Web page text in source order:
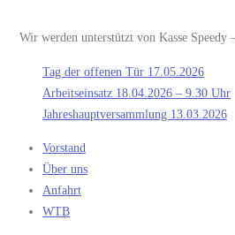
Wir werden unterstützt von Kasse Speedy
Tag der offenen Tür 17.05.2026
Arbeitseinsatz 18.04.2026 – 9.30 Uhr
Jahreshauptversammlung 13.03.2026
Vorstand
Über uns
Anfahrt
WTB